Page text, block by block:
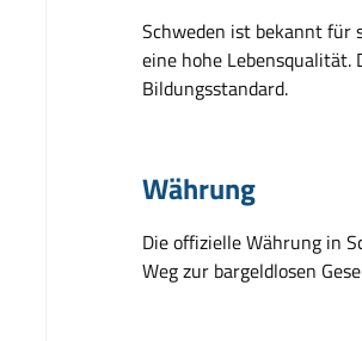
Schweden ist bekannt für
eine hohe Lebensqualität.
Bildungsstandard.
Währung
Die offizielle Währung in
Weg zur bargeldlosen